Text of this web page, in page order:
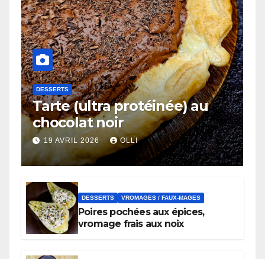
DESSERTS
Tarte (ultra protéinée) au
chocolat noir
19 AVRIL 2026 OLLI
DESSERTS VROMAGES / FAUX-MAGES
Poires pochées aux épices,
vromage frais aux noix